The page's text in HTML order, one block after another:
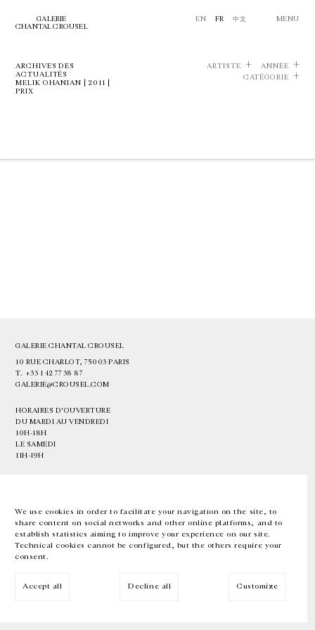
We use cookies in order to facilitate your navigation on the site, to
share content on social networks and other online platforms, and to
establish statistics aiming to improve your experience on our site.
Technical cookies cannot be configured, but the others require your
consent.
Accept all Decline all Customize
GALERIE
CHANTAL CROUSEL
EN FR 中文 MENU
ARCHIVES DES
ACTUALITÉS
MELIK OHANIAN | 2011 |
PRIX
ARTISTE
ANNÉE
CATÉGORIE
GALERIE CHANTAL CROUSEL
10 RUE CHARLOT, 75003 PARIS
T. +33 1 42 77 38 87
GALERIE@CROUSEL.COM
HORAIRES D'OUVERTURE
DU MARDI AU VENDREDI
10H-18H
LE SAMEDI
11H-19H
EN FR 中文 Facebook Instagram
Inscrivez-vous à notre newsletter